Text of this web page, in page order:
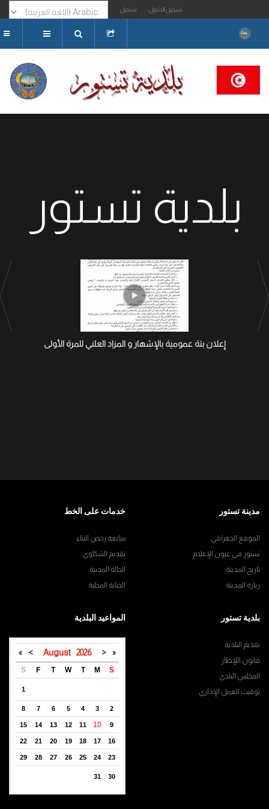
تسجيل الدخول تسجيل
البحث...
بلدية تستور
إعلان بتة عمومية بالإشهار و المزاد العلني للمرة الأولى
مدينة تستور
الموقع الجغرافي
تستور في عيون الإعلام
تاريخ المدينة
زيارة المدينة
خدمات على الخط
متابعة رخص البناء
تقديم الشكاوي
الحالة المدنية
الجباية المحلية
بلدية تستور
تقديم البلدية
قانون اللإطار
المجلس البلدي
توقيت العمل الإداري
المواعيد البلدية
«
<
August 2026
>
»
S
M
T
W
T
F
S
1
2
3
4
5
6
7
8
9
10
11
12
13
14
15
16
17
18
19
20
21
22
23
24
25
26
27
28
29
30
31